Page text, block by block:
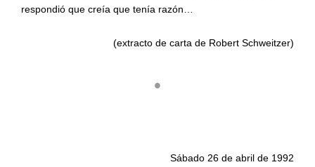
respondió que creía que tenía razón…
(extracto de carta de Robert Schweitzer)
•
Sábado 26 de abril de 1992